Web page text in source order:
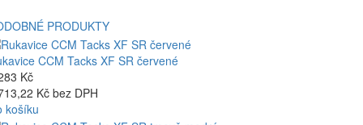
PRODUKTY
CCM Tacks XF SR červené
Kč
Kč bez DPH
košíku